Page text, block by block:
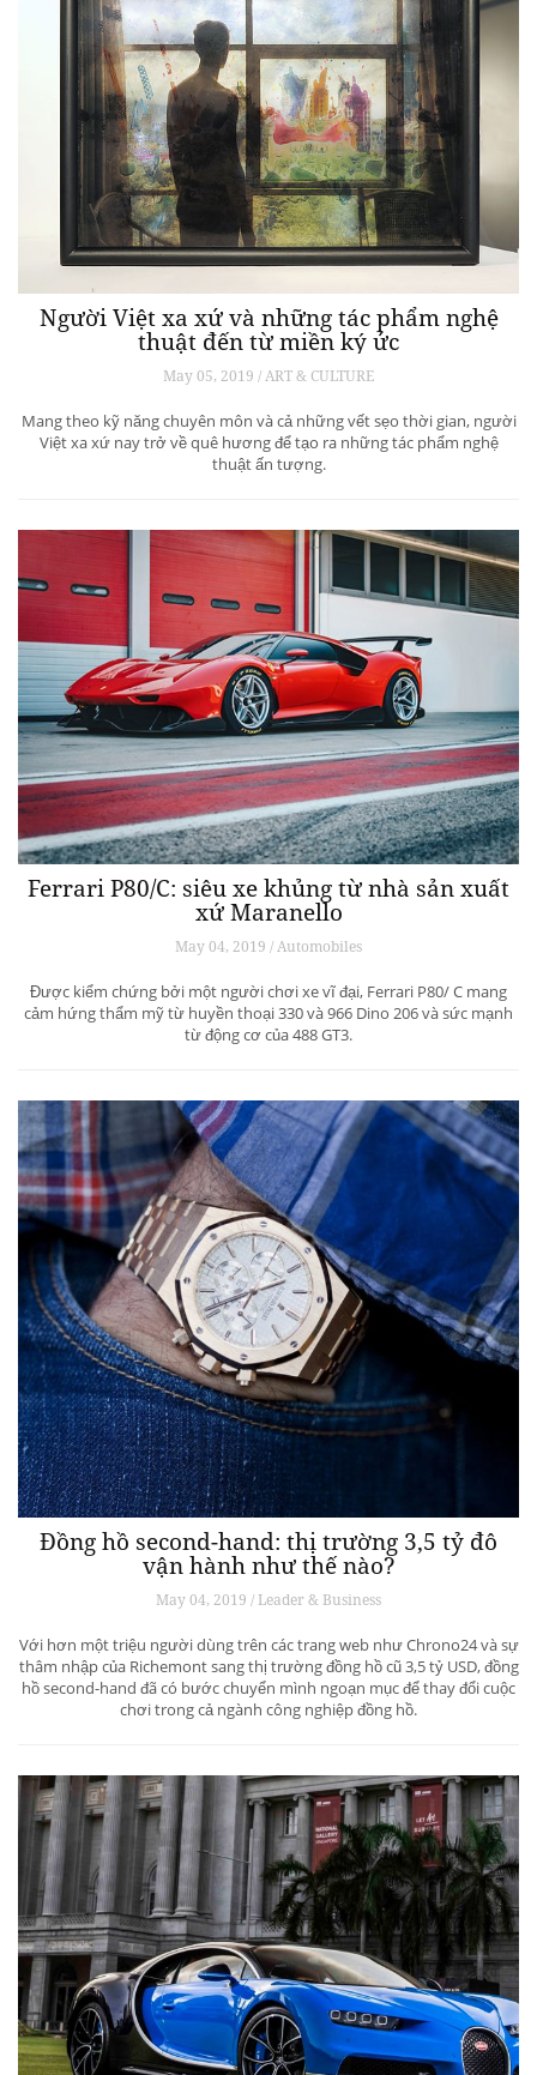
Người Việt xa xứ và những tác phẩm nghệ
thuật đến từ miền ký ức
May 05, 2019 / ART & CULTURE
Mang theo kỹ năng chuyên môn và cả những vết sẹo thời gian, người
Việt xa xứ nay trở về quê hương để tạo ra những tác phẩm nghệ
thuật ấn tượng.
Ferrari P80/C: siêu xe khủng từ ​​nhà sản xuất
xứ Maranello
May 04, 2019 / Automobiles
Được kiểm chứng bởi một người chơi xe vĩ đại, Ferrari P80/ C mang
cảm hứng thẩm mỹ từ huyền thoại 330 và 966 Dino 206 và sức mạnh
từ động cơ của 488 GT3.
Đồng hồ second-hand: thị trường 3,5 tỷ đô
vận hành như thế nào?
May 04, 2019 / Leader & Business
Với hơn một triệu người dùng trên các trang web như Chrono24 và sự
thâm nhập của Richemont sang thị trường đồng hồ cũ 3,5 tỷ USD, đồng
hồ second-hand đã có bước chuyển mình ngoạn mục để thay đổi cuộc
chơi trong cả ngành công nghiệp đồng hồ.